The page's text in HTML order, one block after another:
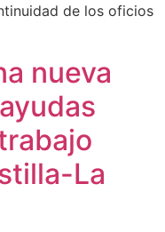
de los oficios
nueva
La